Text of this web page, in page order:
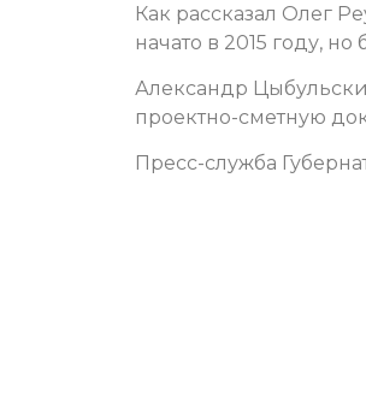
Как рассказал Олег
начато в 2015 году,
Александр
проектно-сметную
Пресс-служба